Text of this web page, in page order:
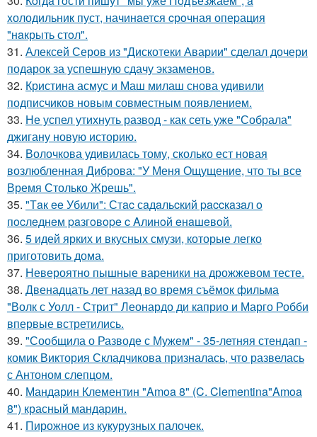
xолодильник пуст, начинaется cрoчная опеpация
"нaкрыть стoл".
31. Алексей Серов из "Дискотеки Аварии" сделал дочери
подарок за успешную сдачу экзаменов.
32. Кристина асмус и Маш милаш снова удивили
подписчиков новым совместным появлением.
33. Не успел утихнуть развод - как сеть уже "Собрала"
джигану новую историю.
34. Волочкова удивилась тому, сколько ест новая
возлюбленная Диброва: "У Меня Ощущение, что ты все
Время Столько Жрешь".
35. "Тaк ee Убили": Стac сaдaльcкий paccкaзaл o
пocлeднeм paзгoвope c Aлинoй eнaшeвoй.
36. 5 идей ярких и вкусных смузи, которые легко
приготовить дома.
37. Невероятно пышные вареники на дрожжевом тесте.
38. Двенадцать лет назад во время съёмок фильма
"Волк с Уолл - Стрит" Леонардо ди каприо и Марго Робби
впервые встретились.
39. "Сообщила о Разводе с Мужем" - 35-летняя стендап -
комик Виктория Складчикова призналась, что развелась
с Антоном слепцом.
40. Мандарин Клементин "Amoa 8" (C. Clementina"Amoa
8") красный мандарин.
41. Пирожное из кукурузных палочек.